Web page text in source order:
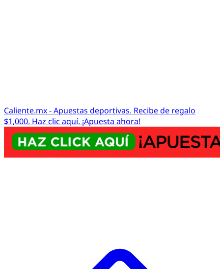
Caliente.mx - Apuestas deportivas. Recibe de regalo
$1,000. Haz clic aquí. ¡Apuesta ahora!